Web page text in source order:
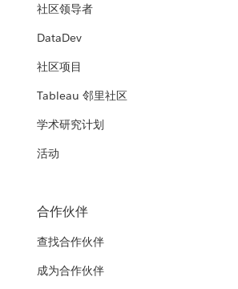
社区领导者
DataDev
社区项目
Tableau 邻里社区
学术研究计划
活动
合作伙伴
查找合作伙伴
成为合作伙伴